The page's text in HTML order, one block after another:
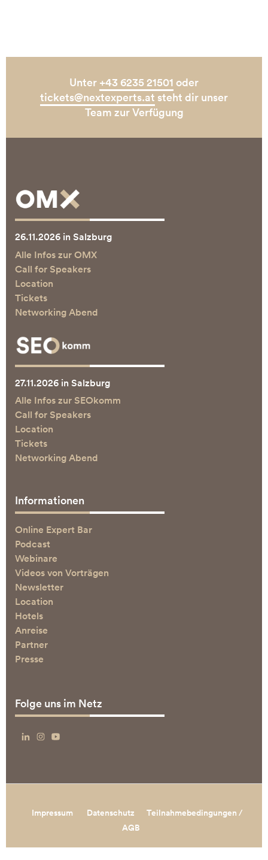
Unter +43 6235 21501 oder
tickets@nextexperts.at steht dir unser
Team zur Verfügung
26.11.2026 in Salzburg
Alle Infos zur OMX
Call for Speakers
Location
Tickets
Networking Abend
27.11.2026 in Salzburg
Alle Infos zur SEOkomm
Call for Speakers
Location
Tickets
Networking Abend
Informationen
Online Expert Bar
Podcast
Webinare
Videos von Vorträgen
Newsletter
Location
Hotels
Anreise
Partner
Presse
Folge uns im Netz
Impressum Datenschutz
Teilnahmebedingungen /
AGB